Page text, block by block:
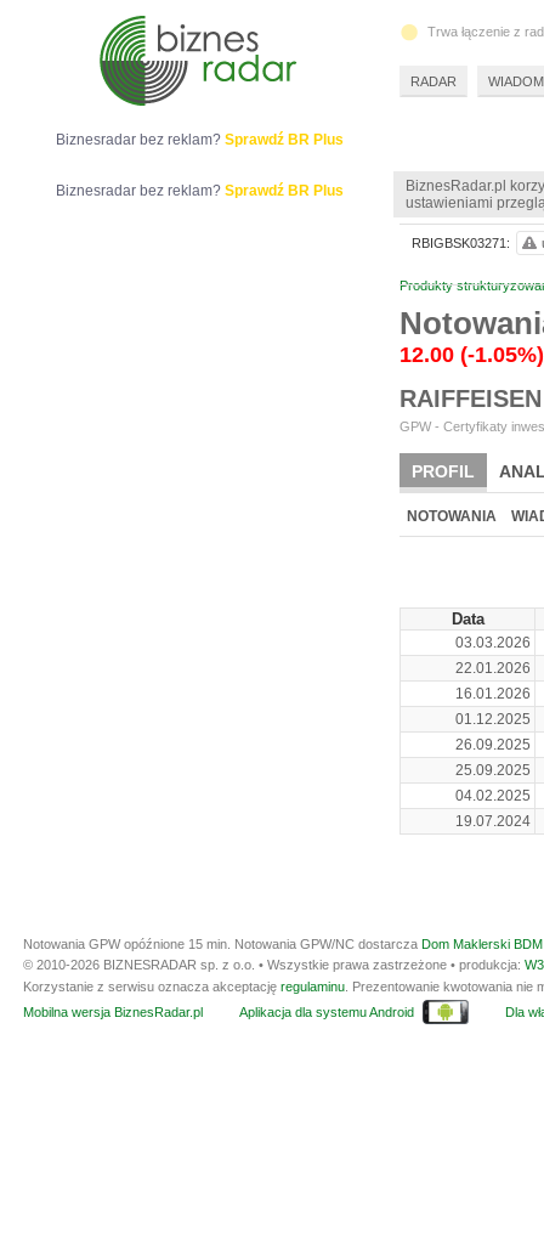
BiznesRadar.pl
ustawieniami
Produkty
12.00 (-1.05%)
GPW - Certyfikaty
PROFIL
NOTOWANIA
Data
03.03.2026
22.01.2026
16.01.2026
01.12.2025
26.09.2025
25.09.2025
04.02.2025
19.07.2024
RBIGBSK03271:
Biznesradar bez reklam? Sprawdź BR Plus
Biznesradar bez reklam? Sprawdź BR Plus
Trwa łączenie z
RADAR
Notowania GPW opóźnione 15 min. Notowania GPW/NC dostarcza Dom Maklerski
© 2010-2026 BIZNESRADAR sp. z o.o. • Wszystkie prawa zastrzeżone • produkcja:
Korzystanie z serwisu oznacza akceptację regulaminu . Prezentowanie kwotowania
Mobilna wersja BiznesRadar.pl
Aplikacja dla systemu Android Dla